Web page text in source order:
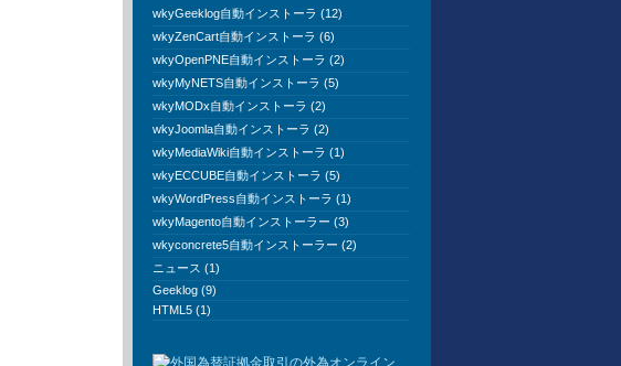
wkyGeeklog自動インストーラ (12)
wkyZenCart自動インストーラ (6)
wkyOpenPNE自動インストーラ (2)
wkyMyNETS自動インストーラ (5)
wkyMODx自動インストーラ (2)
wkyJoomla自動インストーラ (2)
wkyMediaWiki自動インストーラ (1)
wkyECCUBE自動インストーラ (5)
wkyWordPress自動インストーラ (1)
wkyMagento自動インストーラー (3)
wkyconcrete5自動インストーラー (2)
ニュース (1)
Geeklog (9)
HTML5 (1)